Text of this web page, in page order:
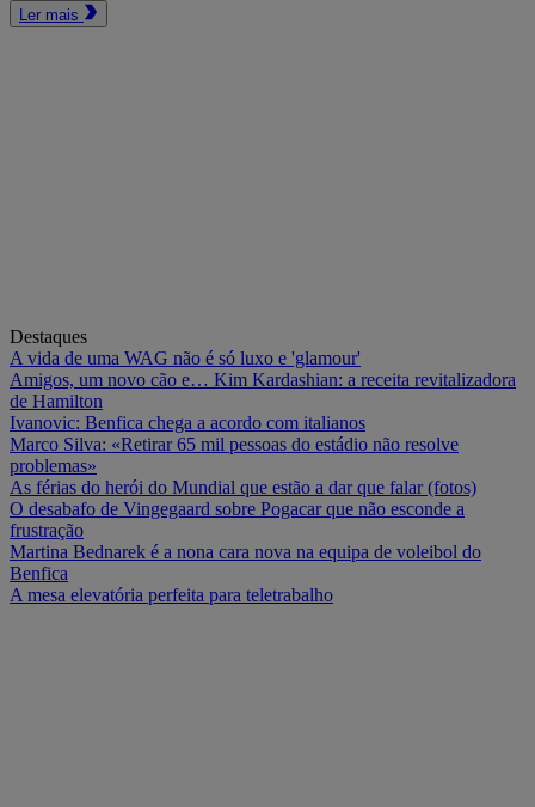
Ler mais
Destaques
A vida de uma WAG não é só luxo e 'glamour'
Amigos, um novo cão e… Kim Kardashian: a receita revitalizadora
de Hamilton
Ivanovic: Benfica chega a acordo com italianos
Marco Silva: «Retirar 65 mil pessoas do estádio não resolve
problemas»
As férias do herói do Mundial que estão a dar que falar (fotos)
O desabafo de Vingegaard sobre Pogacar que não esconde a
frustração
Martina Bednarek é a nona cara nova na equipa de voleibol do
Benfica
A mesa elevatória perfeita para teletrabalho